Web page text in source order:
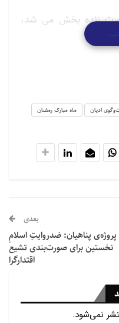
زنده پخش می شد،
روزه داری و نماز صحبت
برنامه های «شناخت
تعاملی آغاز شد که
مربوط به ماه رمضان
تربیت در بالتیمور ،
است. ما به افراط نمی
میانه روی انجام می
30 روز چیزی نمیخوریم و نمی نوشیم و
سازماندهی این رویداد
ادیان
ماه مبارک رمضان
بعدی
پروژه‌ی پناهیان: ضدروایتِ اسلامِ
نخستین برای صورت‌بندی تشیع
اقتدارگرا
نمی‌شود.